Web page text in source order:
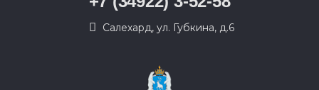
Салехард, ул. Губкина, д.6